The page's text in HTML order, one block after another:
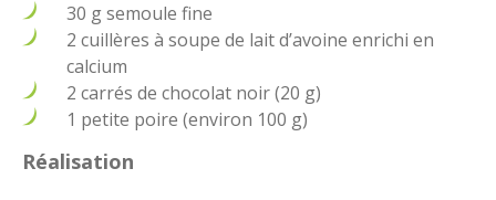
30 g semoule fine
2 cuillères à soupe de lait d’avoine enrichi en
calcium
2 carrés de chocolat noir (20 g)
1 petite poire (environ 100 g)
Réalisation